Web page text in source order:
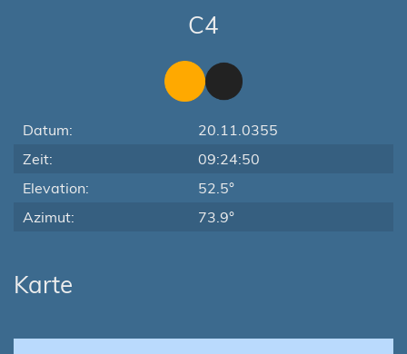
C4
Datum:
20.11.0355
Zeit:
09:24:50
Elevation:
52.5°
Azimut:
73.9°
Karte